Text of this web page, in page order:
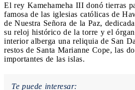
El rey Kamehameha III donó tierras
famosa de las iglesias católicas de
de Nuestra Señora de la Paz,
su reloj histórico de la torre y el
interior alberga una reliquia de San
restos de Santa Marianne Cope, las
importantes de las islas.
Te puede interesar: